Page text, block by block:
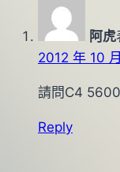
月
16
日
阿虎
2012 年 10
請問C4
Reply